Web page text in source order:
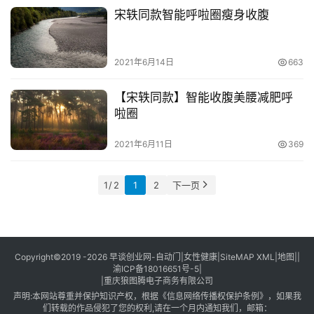
视
频
号
宝
分
享
宋轶同款智能呼啦圈瘦身收腹
2021年6月14日 663
【宋轶同款】智能收腹美腰减肥呼
啦圈
2021年6月11日 369
1 / 2 1 2 下一页
Copyright©2019 -2026 早谈创业网 - 自动门 女性健康| SiteMAP XML 地图
渝ICP备18016651号-5|
重庆狼图腾电子商务有限公司
声明:本网站尊重并保护知识产权，根据《信息网络传播权保护条例》，如果我
们转载的作品侵犯了您的权利,请在一个月内通知我们，邮箱：